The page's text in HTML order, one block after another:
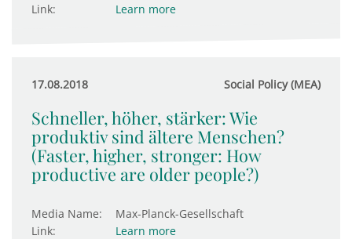
Link:
Learn more
17.08.2018 Social Policy (MEA)
Schneller, höher, stärker: Wie
produktiv sind ältere Menschen?
(Faster, higher, stronger: How
productive are older people?)
Media Name:
Max-Planck-Gesellschaft
Link:
Learn more